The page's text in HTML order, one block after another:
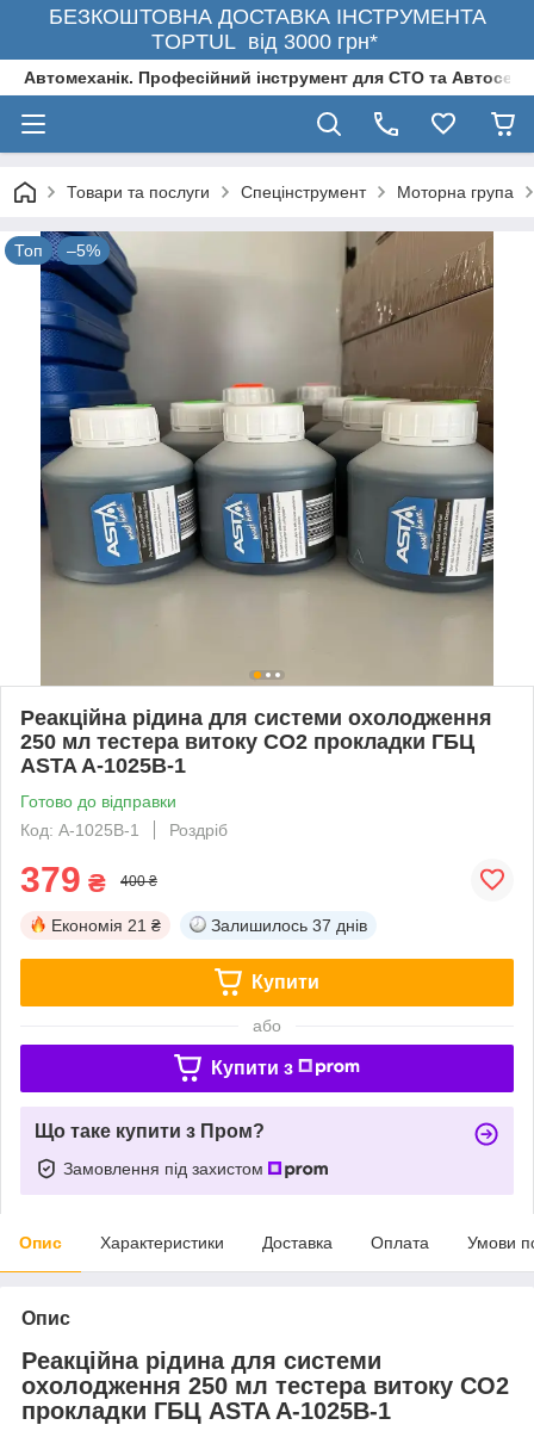
БЕЗКОШТОВНА ДОСТАВКА ІНСТРУМЕНТА
TOPTUL від 3000 грн*
Автомеханік. Професійний інструмент для СТО та
Товари та послуги Спецінструмент Моторна група
Топ –5%
Реакційна рідина для системи охолодження
250 мл тестера витоку CO2 прокладки ГБЦ
ASTA A-1025B-1
Готово до відправки
Код: A-1025B-1
Роздріб
379 ₴ 400 ₴
Економія 21 ₴ Залишилось 37 днів
Купити
або
Купити з
Що таке купити з Пром?
Замовлення під захистом
Опис Характеристики Доставка Оплата Умови
Опис
Реакційна рідина для системи
охолодження 250 мл тестера витоку CO2
прокладки ГБЦ ASTA A-1025B-1